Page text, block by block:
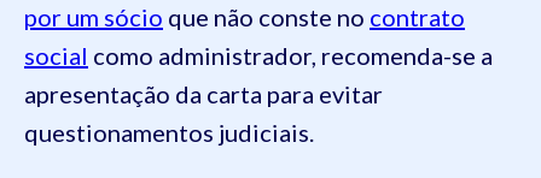
por um sócio que não conste no contrato
social como administrador, recomenda-se a
apresentação da carta para evitar
questionamentos judiciais.